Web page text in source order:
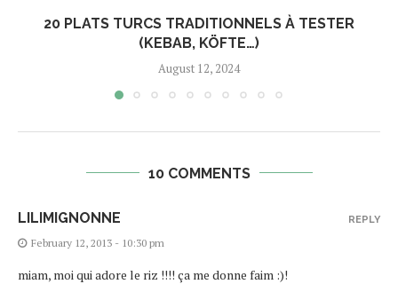
20 PLATS TURCS TRADITIONNELS À TESTER
(KEBAB, KÖFTE…)
August 12, 2024
10 COMMENTS
LILIMIGNONNE
February 12, 2013 - 10:30 pm
miam, moi qui adore le riz !!!! ça me donne faim :)!
REPLY